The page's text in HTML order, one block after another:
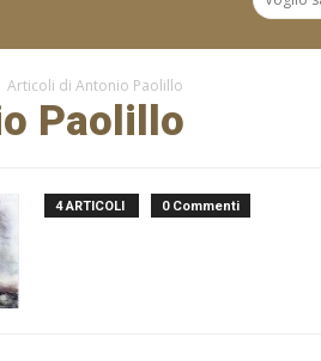
Articoli di Antonio Paolillo
Paolillo
4 ARTICOLI 0 Commenti